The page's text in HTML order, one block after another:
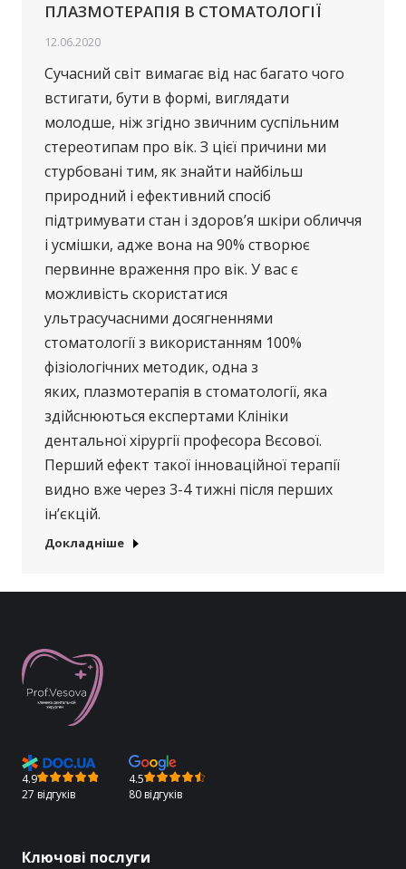
ПЛАЗМОТЕРАПІЯ В СТОМАТОЛОГІЇ
12.06.2020
Сучасний світ вимагає від нас багато чого
встигати, бути в формі, виглядати
молодше, ніж згідно звичним суспільним
стереотипам про вік. З цієї причини ми
стурбовані тим, як знайти найбільш
природний і ефективний спосіб
підтримувати стан і здоров’я шкіри обличчя
і усмішки, адже вона на 90% створює
первинне враження про вік. У вас є
можливість скористатися
ультрасучасними досягненнями
стоматології з використанням 100%
фізіологічних методик, одна з
яких, плазмотерапія в стоматології, яка
здійснюються експертами Клініки
дентальної хірургії професора Вєсової.
Перший ефект такої інноваційної терапії
видно вже через 3-4 тижні після перших
ін’єкцій.
Докладніше
4.9
27 відгуків
4.5
80 відгуків
Ключові послуги